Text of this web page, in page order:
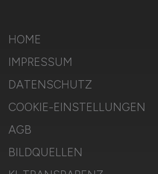
HOME
IMPRESSUM
DATENSCHUTZ
COOKIE-EINSTELLUNGEN
AGB
BILDQUELLEN